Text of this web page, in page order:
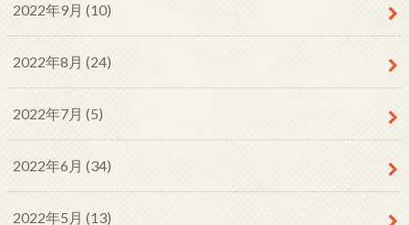
2022年9月 (10)
2022年8月 (24)
2022年7月 (5)
2022年6月 (34)
2022年5月 (13)